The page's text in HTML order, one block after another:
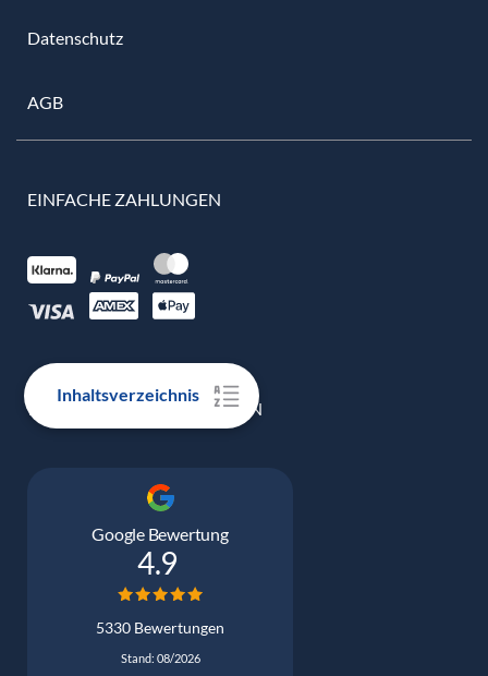
Inhaltsverzeichnis
Datenschutz
AGB
EINFACHE ZAHLUNGEN
100% ECHTE BEWERTUNGEN
Google Bewertung
4.9
5330 Bewertungen
Stand: 08/2026